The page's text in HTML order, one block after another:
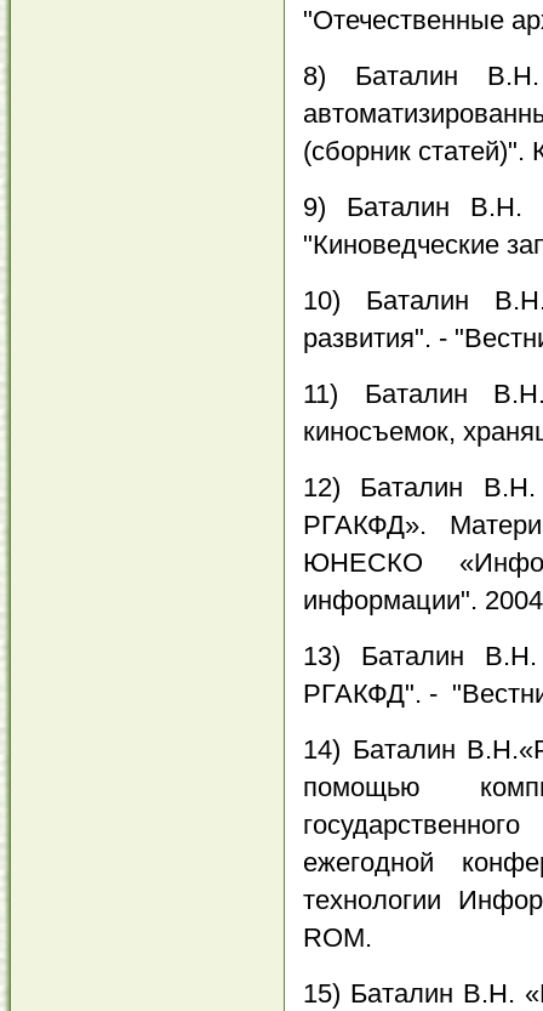
"Отечественные
8) Баталин
(сборник статей)".
9) Баталин В.Н.
"Киноведческие
10) Баталин
развития". -
11) Баталин
киносъемок,
12) Баталин В.Н.
РГАКФД».
ЮНЕСКО
информации".
13) Баталин В.Н.
РГАКФД". -
14) Баталин
помощью
ежегодной
технологии
ROM.
15) Баталин В.Н.